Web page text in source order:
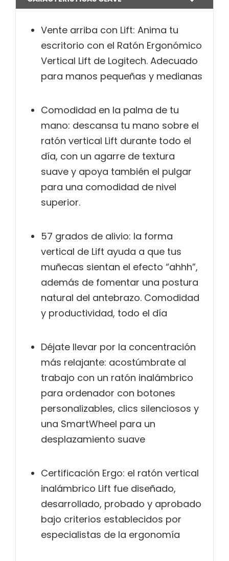
Vente arriba con Lift: Anima tu
escritorio con el Ratón Ergonómico
Vertical Lift de Logitech. Adecuado
para manos pequeñas y medianas
Comodidad en la palma de tu
mano: descansa tu mano sobre el
ratón vertical Lift durante todo el
día, con un agarre de textura
suave y apoya también el pulgar
para una comodidad de nivel
superior.
57 grados de alivio: la forma
vertical de Lift ayuda a que tus
muñecas sientan el efecto “ahhh”,
además de fomentar una postura
natural del antebrazo. Comodidad
y productividad, todo el día
Déjate llevar por la concentración
más relajante: acostúmbrate al
trabajo con un ratón inalámbrico
para ordenador con botones
personalizables, clics silenciosos y
una SmartWheel para un
desplazamiento suave
Certificación Ergo: el ratón vertical
inalámbrico Lift fue diseñado,
desarrollado, probado y aprobado
bajo criterios establecidos por
especialistas de la ergonomía